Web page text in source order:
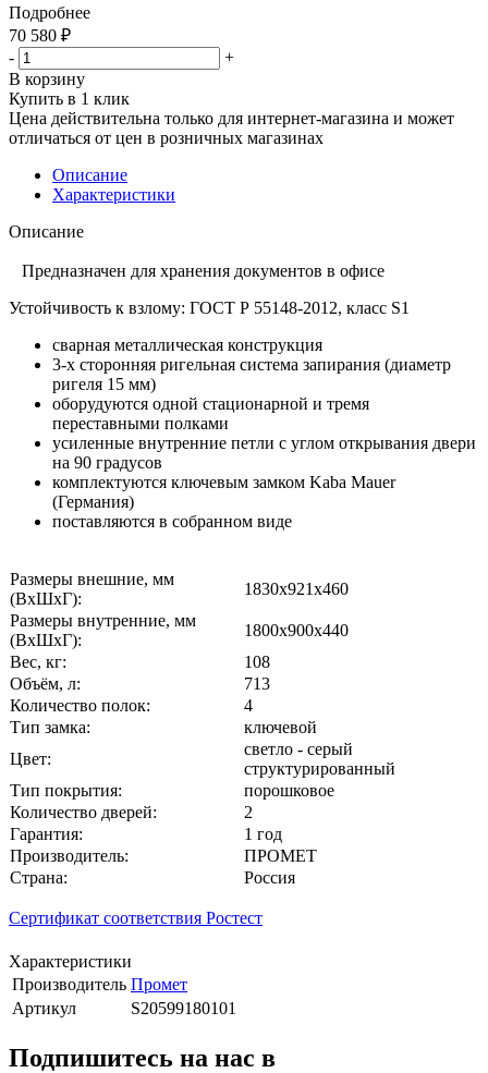
Подробнее
70 580 ₽
-
+
В корзину
Купить в 1 клик
Цена действительна только для интернет-магазина и может
отличаться от цен в розничных магазинах
Описание
Характеристики
Описание
Предназначен для хранения документов в офисе
Устойчивость к взлому: ГОСТ Р 55148-2012, класс S1
сварная металлическая конструкция
3-х сторонняя ригельная система запирания (диаметр
ригеля 15 мм)
оборудуются одной стационарной и тремя
переставными полками
усиленные внутренние петли с углом открывания двери
на 90 градусов
комплектуются ключевым замком Kaba Mauer
(Германия)
поставляются в собранном виде
Размеры внешние, мм
(ВхШхГ):
1830x921x460
Размеры внутренние, мм
(ВхШхГ):
1800x900x440
Вес, кг:
108
Объём, л:
713
Количество полок:
4
Тип замка:
ключевой
Цвет:
светло - серый
структурированный
Тип покрытия:
порошковое
Количество дверей:
2
Гарантия:
1 год
Производитель:
ПРОМЕТ
Страна:
Россия
Сертификат соответствия Ростест
Характеристики
Производитель Промет
Артикул
S20599180101
Подпишитесь на нас в